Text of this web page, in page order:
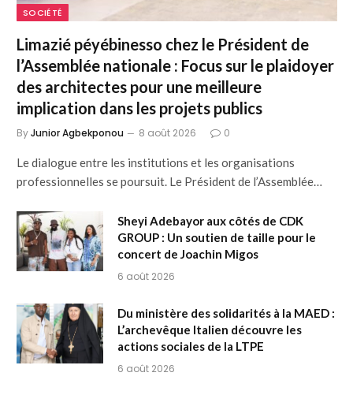
SOCIÉTÉ
Limazié péyébinesso chez le Président de
l’Assemblée nationale : Focus sur le plaidoyer
des architectes pour une meilleure
implication dans les projets publics
ByJunior Agbekponou 8 août 2026 0
Le dialogue entre les institutions et les organisations
professionnelles se poursuit. Le Président de l’Assemblée…
Sheyi Adebayor aux côtés de CDK
GROUP : Un soutien de taille pour le
concert de Joachin Migos
6 août 2026
Du ministère des solidarités à la MAED :
L’archevêque Italien découvre les
actions sociales de la LTPE
6 août 2026